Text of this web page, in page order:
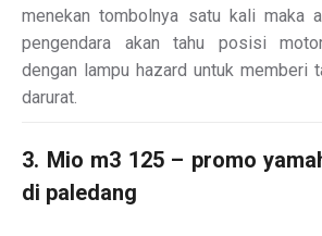
menekan tombolnya satu kali maka
pengendara akan tahu posisi
dengan lampu hazard untuk memberi
darurat.
3. Mio m3 125 – promo
di paledang